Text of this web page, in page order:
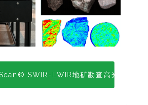
SWIR-LWIR地矿勘查高光谱成像